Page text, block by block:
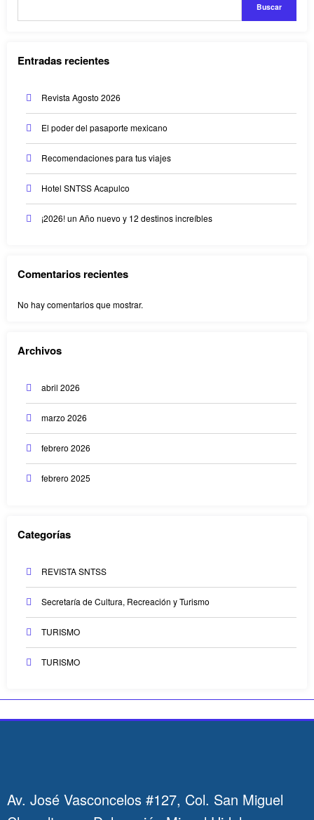
Buscar
Entradas recientes
Revista Agosto 2026
El poder del pasaporte mexicano
Recomendaciones para tus viajes
Hotel SNTSS Acapulco
¡2026! un Año nuevo y 12 destinos increíbles
Comentarios recientes
No hay comentarios que mostrar.
Archivos
abril 2026
marzo 2026
febrero 2026
febrero 2025
Categorías
REVISTA SNTSS
Secretaría de Cultura, Recreación y Turismo
TURISMO
TURISMO
Av. José Vasconcelos #127, Col. San Miguel